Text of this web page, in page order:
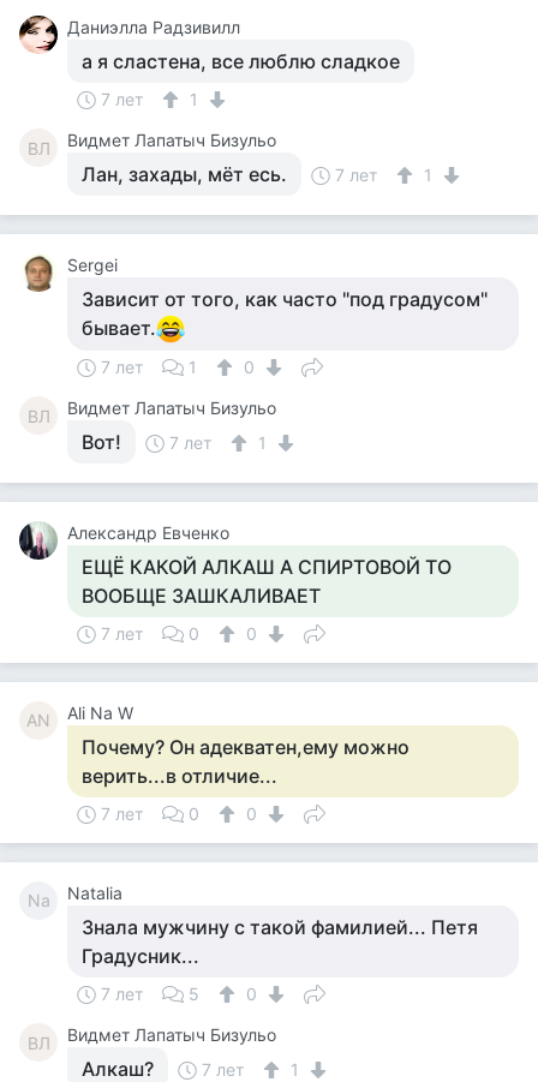
Даниэлла Радзивилл
а я сластена, все люблю сладкое
7 лет 1
ВЛ Видмет Лапатыч Бизульо
Лан, захады, мёт есь. 7 лет 1
Sergei
Зависит от того, как часто "под градусом"
бывает.
7 лет 1 0
ВЛ Видмет Лапатыч Бизульо
Вот! 7 лет 1
Александр Евченко
ЕЩЁ КАКОЙ АЛКАШ А СПИРТОВОЙ ТО
ВООБЩЕ ЗАШКАЛИВАЕТ
7 лет 0 0
AN Ali Na W
Почему? Он адекватен,ему можно
верить...в отличие...
7 лет 0 0
Na Natalia
Знала мужчину с такой фамилией... Петя
Градусник...
7 лет 5 0
ВЛ Видмет Лапатыч Бизульо
Алкаш? 7 лет 1